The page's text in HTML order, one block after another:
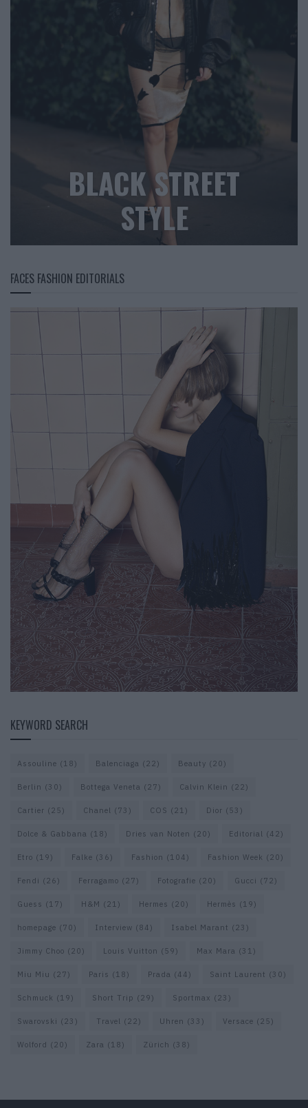
BLACK STREET
STYLE
FACES FASHION EDITORIALS
KEYWORD SEARCH
Assouline (18) Balenciaga (22) Beauty (20)
Berlin (30) Bottega Veneta (27) Calvin Klein (22)
Cartier (25) Chanel (73) COS (21) Dior (53)
Dolce & Gabbana (18) Dries van Noten (20) Editorial (42)
Etro (19) Falke (36) Fashion (104) Fashion Week (20)
Fendi (26) Ferragamo (27) Fotografie (20) Gucci (72)
Guess (17) H&M (21) Hermes (20) Hermès (19)
homepage (70) Interview (84) Isabel Marant (23)
Jimmy Choo (20) Louis Vuitton (59) Max Mara (31)
Miu Miu (27) Paris (18) Prada (44) Saint Laurent (30)
Schmuck (19) Short Trip (29) Sportmax (23)
Swarovski (23) Travel (22) Uhren (33) Versace (25)
Wolford (20) Zara (18) Zürich (38)